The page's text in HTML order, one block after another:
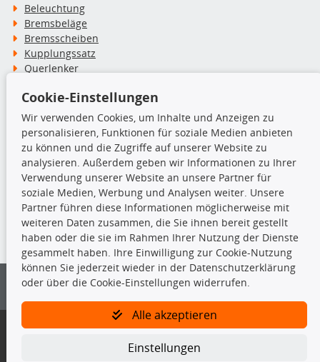
Beleuchtung
Bremsbeläge
Bremsscheiben
Kupplungssatz
Querlenker
Stoßdämpfer
TecDoc Inside
Die hier angezeigten Daten insbesondere die gesamte Datenbank dürfen
nicht kopiert werden.
Es ist zu unterlassen, die Daten oder die gesamte Datenbank ohne
vorherige Zustimmung von TecDoc zu vervielfältigen, zu verbreiten
und/oder diese Handlungen durch Dritte ausführen zu lassen. Ein
Bitte prüfen Sie, ob das über unseren Onlineshop identifizierte Ersatzteil
Gegebenenfalls sind ergänzende Informationen notwendig, um
Cookie-Einstellungen
Wir verwenden Cookies, um Inhalte und Anzeigen zu
personalisieren, Funktionen für soziale Medien anbieten
zu können und die Zugriffe auf unserer Website zu
analysieren. Außerdem geben wir Informationen zu Ihrer
Verwendung unserer Website an unsere Partner für
soziale Medien, Werbung und Analysen weiter. Unsere
Partner führen diese Informationen möglicherweise mit
weiteren Daten zusammen, die Sie ihnen bereit gestellt
haben oder die sie im Rahmen Ihrer Nutzung der Dienste
gesammelt haben. Ihre Einwilligung zur Cookie-Nutzung
können Sie jederzeit wieder in der Datenschutzerklärung
oder über die Cookie-Einstellungen widerrufen.
Alle akzeptieren
Einstellungen